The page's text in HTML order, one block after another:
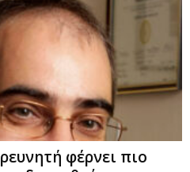
φέρνει πιο